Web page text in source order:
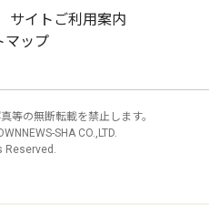
サイトご利用案内
マップ
等の無断転載を禁止します。
SHA CO.,LTD.
Reserved.